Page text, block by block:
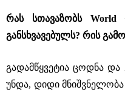
რას სთავაზობს World
განსხვავებულს? რის
გადამწყვეტია ცოდნა
უნდა, დიდი